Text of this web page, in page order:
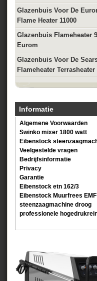
Glazenbuis Voor De
Flame Heater 11000
Glazenbuis Flameheater
Eurom
Glazenbuis Voor De
Flameheater Terrasheater
Informatie
Algemene Voorwaarden
Swinko mixer 1800 watt
Eibenstock
Veelgestelde vragen
Bedrijfsinformatie
Privacy
Garantie
Eibenstock etn 162/3
Eibenstock Muurfrees EMF
steenzaagmachine droog
professionele